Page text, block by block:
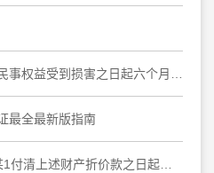
原告自知道或者应当知道其民事权益受到损害之日起六个月内提起诉讼，要求撤销民事调解书，于法有据
最全最新版指南
原告朱某某1应于被告曹某某1付清上述财产折价款之日起十日内协助被告曹某某1办理上海市奉贤区大叶公路***弄***号***室房屋产权变更登记手续